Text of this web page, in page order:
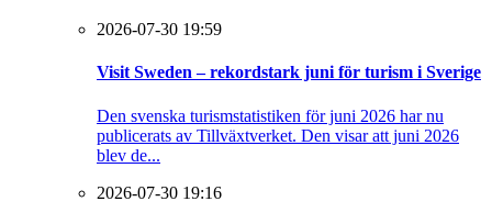
2026-07-30 19:59
Visit Sweden – rekordstark juni för turism i Sverige
Den svenska turismstatistiken för juni 2026 har nu
publicerats av Tillväxtverket. Den visar att juni 2026
blev de...
2026-07-30 19:16